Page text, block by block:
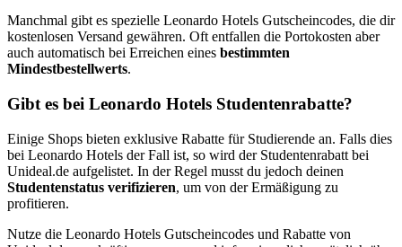
Manchmal gibt es spezielle Leonardo Hotels Gutscheincodes, die dir
kostenlosen Versand gewähren. Oft entfallen die Portokosten aber
auch automatisch bei Erreichen eines bestimmten
Mindestbestellwerts.
Gibt es bei Leonardo Hotels Studentenrabatte?
Einige Shops bieten exklusive Rabatte für Studierende an. Falls dies
bei Leonardo Hotels der Fall ist, so wird der Studentenrabatt bei
Unideal.de aufgelistet. In der Regel musst du jedoch deinen
Studentenstatus verifizieren, um von der Ermäßigung zu
profitieren.
Nutze die Leonardo Hotels Gutscheincodes und Rabatte von